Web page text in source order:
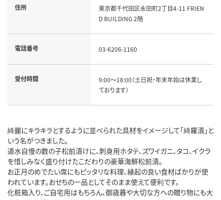
住所
東京都千代田区永田町2丁目4-11 FRIEN
D BUILDING 2階
電話番号 03-6206-1160
受付時間
9:00～18:00（土日祝・年末年始は休業し
ております）
綺麗にキラキラとするように並べられた具材をイメージして「綺羅漬」と
いう名がつきました。
道水自慢の数の子松前漬けに、刺身用ホタテ、ズワイガニ、タコ、イクラ
を惜しみなく盛り付けたこだわりの豪華海鮮松前漬。
お正月のめでたい席にもピッタリな料理、縁起の良い食材ばかりが使
われています。おせちの一品としてそのまま使えて便利です。
化粧箱入り、ご自宅用はもちろん、御歳暮や大切な方への贈り物にも大